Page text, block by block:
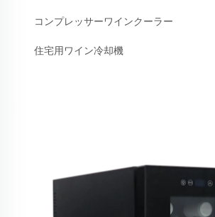
コンプレッサーワインクーラー
住宅用ワイン冷却機